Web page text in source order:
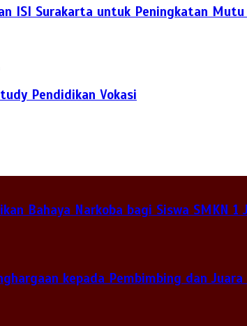
ISI Surakarta untuk Peningkatan Mutu
Pendidikan Vokasi
Bahaya Narkoba bagi Siswa SMKN 1
kepada Pembimbing dan